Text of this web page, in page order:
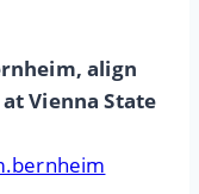
align
Vienna State